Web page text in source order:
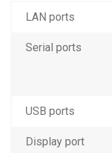
LAN ports
Serial ports
USB ports
Display port